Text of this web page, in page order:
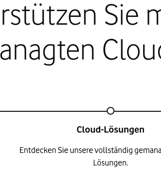
Sie
Cloud-Lösungen
Entdecken Sie unsere vollständig
Lösungen.​